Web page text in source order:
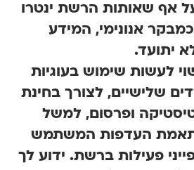
שאותות הרשת ינטרו
אנונימי, המידע
.
שימוש בעוגיות
שלישיים, לצורך בחינת
ופרסום, למשל
העדפות המשתמש
פעילות ברשת. ידוע לך